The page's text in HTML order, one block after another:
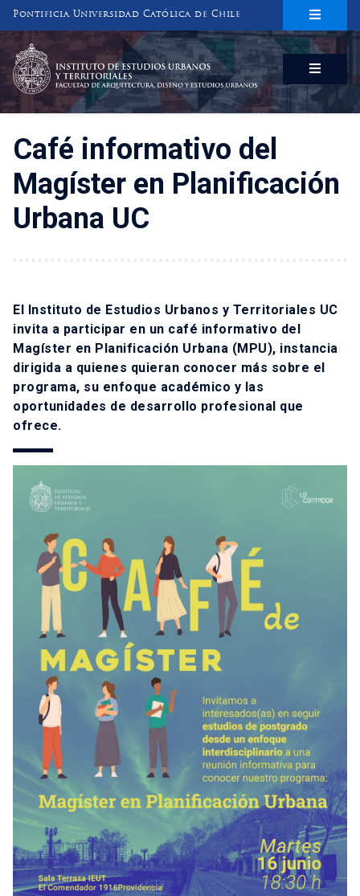
Pontificia Universidad Católica de Chile
INSTITUTO DE ESTUDIOS URBANOS
Y TERRITORIALES
FACULTAD DE ARQUITECTURA, DISEÑO Y ESTUDIOS URBANOS
Café informativo del
Magíster en Planificación
Urbana UC
El Instituto de Estudios Urbanos y Territoriales UC
invita a participar en un café informativo del
Magíster en Planificación Urbana (MPU), instancia
dirigida a quienes quieran conocer más sobre el
programa, su enfoque académico y las
oportunidades de desarrollo profesional que
ofrece.